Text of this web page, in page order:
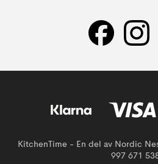
KitchenTime - En del av Nordic
997 671